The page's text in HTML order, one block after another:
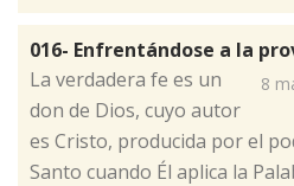
016- Enfrentándose a la
8
​La verdadera fe es un
don de Dios, cuyo autor
es Cristo, producida por el
Santo cuando Él aplica la